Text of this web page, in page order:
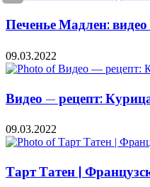
Печенье Мадлен:
09.03.2022
Видео — рецепт:
09.03.2022
Тарт Татен |